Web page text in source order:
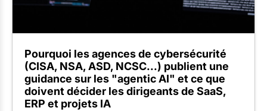
Pourquoi les agences de cybersécurité
(CISA, NSA, ASD, NCSC...) publient une
guidance sur les "agentic AI" et ce que
doivent décider les dirigeants de SaaS,
ERP et projets IA